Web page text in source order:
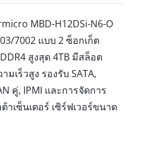
MBD-H12DSi-N6-O
7002 แบบ 2 ซ็อกเก็ต
สูงสุด 4TB มีสล็อต
เร็วสูง รองรับ SATA,
คู่, IPMI และการจัดการ
าเซ็นเตอร์ เซิร์ฟเวอร์ขนาด